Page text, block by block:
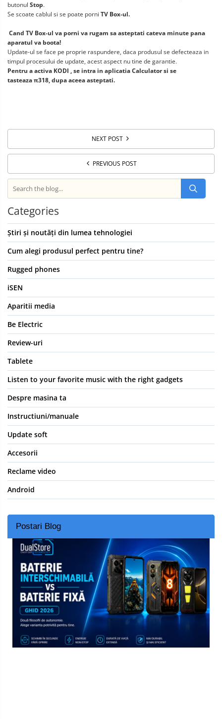
butonul Stop.
Se scoate cablul si se poate porni TV Box-ul.
Cand TV Box-ul va porni va rugam sa asteptati cateva minute pana
aparatul va boota!
Update-ul se face pe proprie raspundere, daca produsul se defecteaza in
timpul procesului de update, acest aspect nu tine de garantie.
Pentru a activa KODI , se intra in aplicatia Calculator si se
tasteaza π318, dupa aceea asteptati.
NEXT POST
PREVIOUS POST
Categories
Știri și noutăți din lumea tehnologiei
Cum alegi produsul perfect pentru tine?
Rugged phones
iSEN
Aparitii media
Be Electric
Review-uri
Tablete
Listen to your favorite music with the right gadgets
Despre masina ta
Instructiuni/manuale
Update soft
Accesorii
Reclame video
Android
Postari Blog